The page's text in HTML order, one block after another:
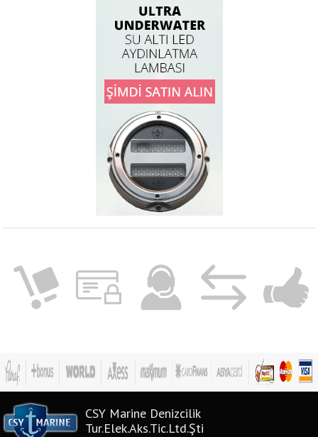
CSY Marine Denizcilik
Tur.Elek.Aks.Tic.Ltd.Şti